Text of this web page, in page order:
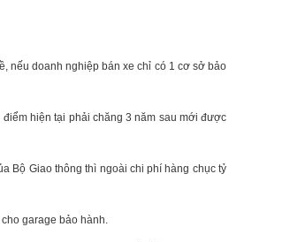
nếu doanh nghiệp bán xe chỉ có 1 cơ sở bảo
hiện tại phải chăng 3 năm sau mới được
Bộ Giao thông thì ngoài chi phí hàng chục tỷ
garage bảo hành.